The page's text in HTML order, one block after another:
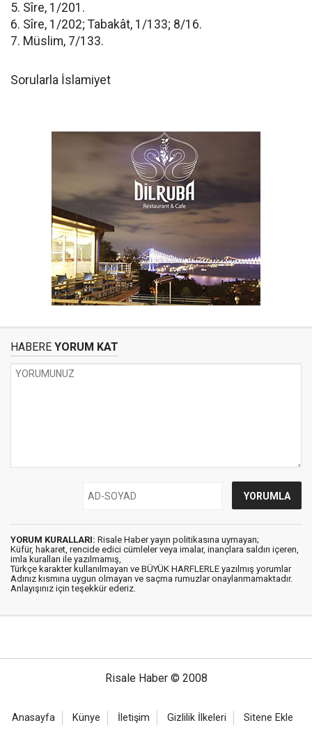
5. Sîre, 1/201.
6. Sîre, 1/202; Tabakât, 1/133; 8/16.
7. Müslim, 7/133.
Sorularla İslamiyet
HABERE YORUM KAT
YORUM KURALLARI: Risale Haber yayın politikasına uymayan;
Küfür, hakaret, rencide edici cümleler veya imalar, inançlara saldırı içeren,
imla kuralları ile yazılmamış,
Türkçe karakter kullanılmayan ve BÜYÜK HARFLERLE yazılmış yorumlar
Adınız kısmına uygun olmayan ve saçma rumuzlar onaylanmamaktadır.
Anlayışınız için teşekkür ederiz.
Risale Haber © 2008
Anasayfa Künye İletişim Gizlilik İlkeleri Sitene Ekle